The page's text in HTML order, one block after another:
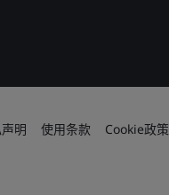
明 使用条款 Cookie政策